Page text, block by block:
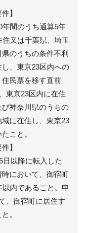
】
間のうち通算5年
又は千葉県、埼玉
のうちの条件不利
、東京23区内への
民票を移す直前
東京23区内に在住
神奈川県のうちの
に在住し、東京23
こと。
】
日以降に転入した
において、御宿町
内であること。申
、御宿町に居住す
。